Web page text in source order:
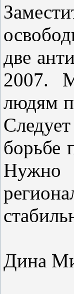
две
2007.
людям
борьбе
Дина